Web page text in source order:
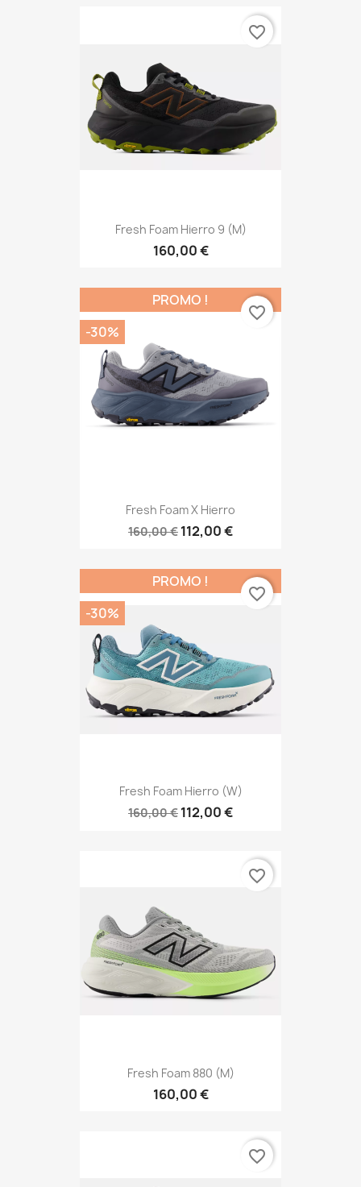
Fresh Foam Hierro 9 (M)
160,00 €
favorite_border
Fresh Foam X Hierro
160,00 € 112,00 €
PROMO !
-30%
favorite_border
Fresh Foam Hierro (W)
160,00 € 112,00 €
PROMO !
-30%
favorite_border
Fresh Foam 880 (M)
160,00 €
favorite_border
favorite_border